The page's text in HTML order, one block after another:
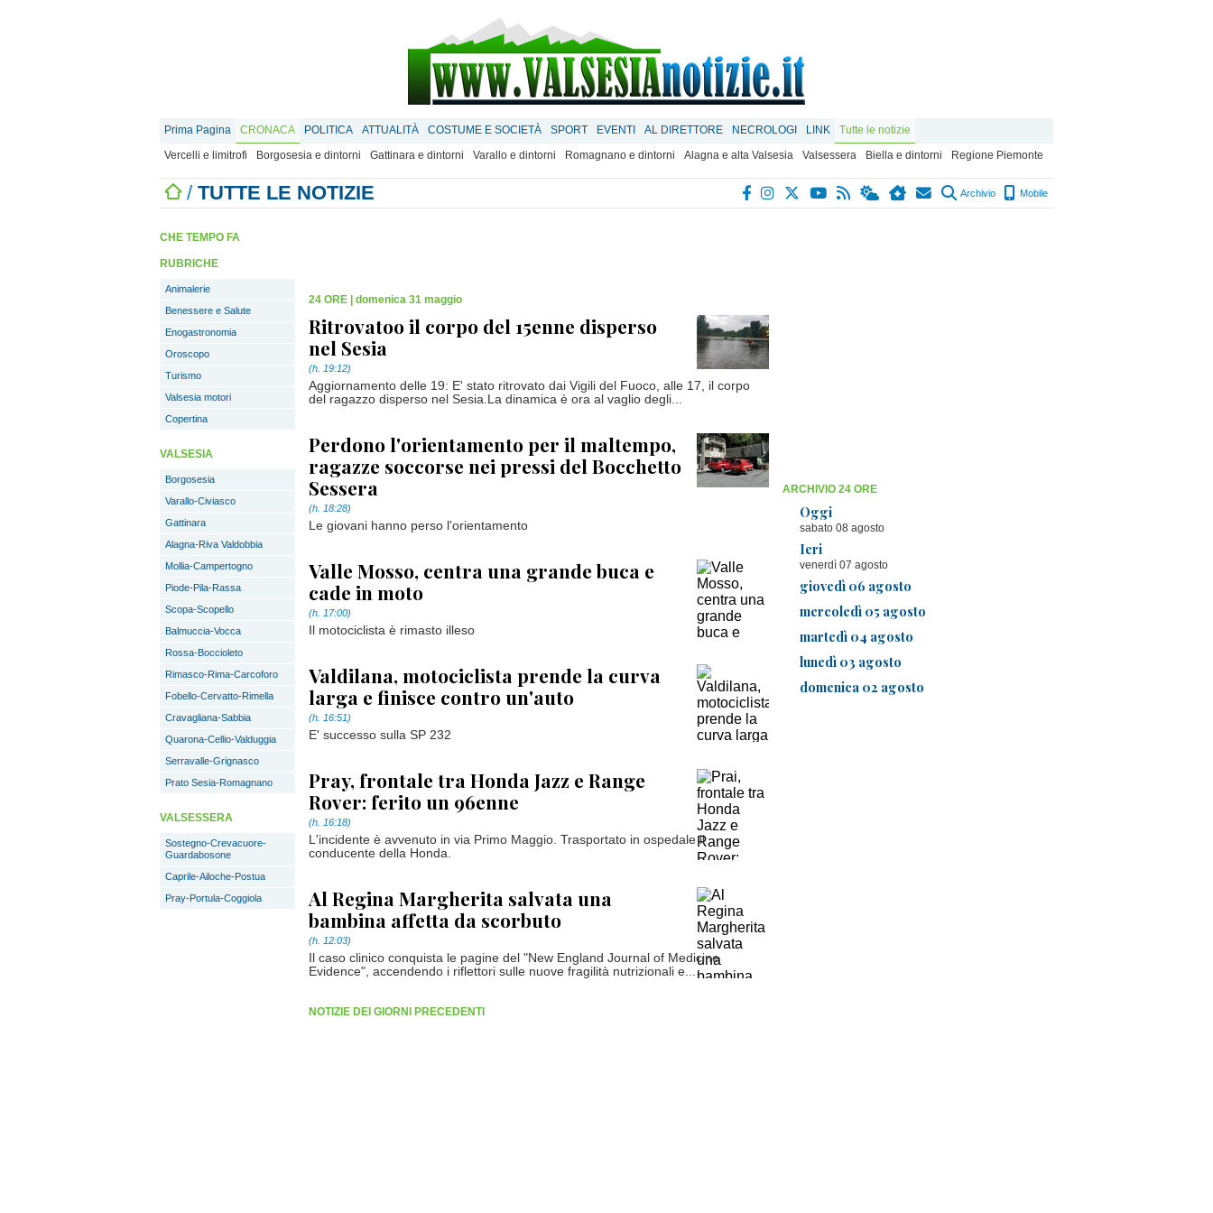
Prima Pagina CRONACA POLITICA ATTUALITÀ COSTUME E SOCIETÀ SPORT EVENTI AL DIRETTORE NECROLOGI LINK
Tutte le notizie
Vercelli e limitrofi
Borgosesia e dintorni Gattinara e dintorni Varallo e dintorni Romagnano e dintorni Alagna e alta Valsesia Valsessera Biella e dintorni Regione Piemonte
/ TUTTE LE NOTIZIE Archivio Mobile
ARCHIVIO 24 ORE
Oggi
sabato 08 agosto
Ieri
venerdì 07 agosto
giovedì 06 agosto
mercoledì 05 agosto
martedì 04 agosto
lunedì 03 agosto
domenica 02 agosto
CHE TEMPO FA
RUBRICHE
Animalerie
Benessere e Salute
Enogastronomia
Oroscopo
Turismo
Valsesia motori
Copertina
VALSESIA
Borgosesia
Varallo-Civiasco
Gattinara
Alagna-Riva Valdobbia
Mollia-Campertogno
Piode-Pila-Rassa
Scopa-Scopello
Balmuccia-Vocca
Rossa-Boccioleto
Rimasco-Rima-Carcoforo
Fobello-Cervatto-Rimella
Cravagliana-Sabbia
Quarona-Cellio-Valduggia
Serravalle-Grignasco
Prato Sesia-Romagnano
VALSESSERA
Sostegno-Crevacuore-
Guardabosone
Caprile-Ailoche-Postua
Pray-Portula-Coggiola
24 ORE domenica 31 maggio
Ritrovatoo il corpo del 15enne disperso
nel Sesia
(h. 19:12)
Aggiornamento delle 19: E' stato ritrovato dai Vigili del Fuoco, alle 17, il corpo
del ragazzo disperso nel Sesia.La dinamica è ora al vaglio degli...
Perdono l'orientamento per il maltempo,
ragazze soccorse nei pressi del Bocchetto
Sessera
(h. 18:28)
Le giovani hanno perso l'orientamento
Valle Mosso, centra una grande buca e
cade in moto
(h. 17:00)
Il motociclista è rimasto illeso
Valdilana, motociclista prende la curva
larga e finisce contro un'auto
(h. 16:51)
E' successo sulla SP 232
Pray, frontale tra Honda Jazz e Range
Rover: ferito un 96enne
(h. 16:18)
L'incidente è avvenuto in via Primo Maggio. Trasportato in ospedale il
conducente della Honda.
Al Regina Margherita salvata una
bambina affetta da scorbuto
(h. 12:03)
Il caso clinico conquista le pagine del "New England Journal of Medicine
Evidence", accendendo i riflettori sulle nuove fragilità nutrizionali e...
NOTIZIE DEI GIORNI PRECEDENTI